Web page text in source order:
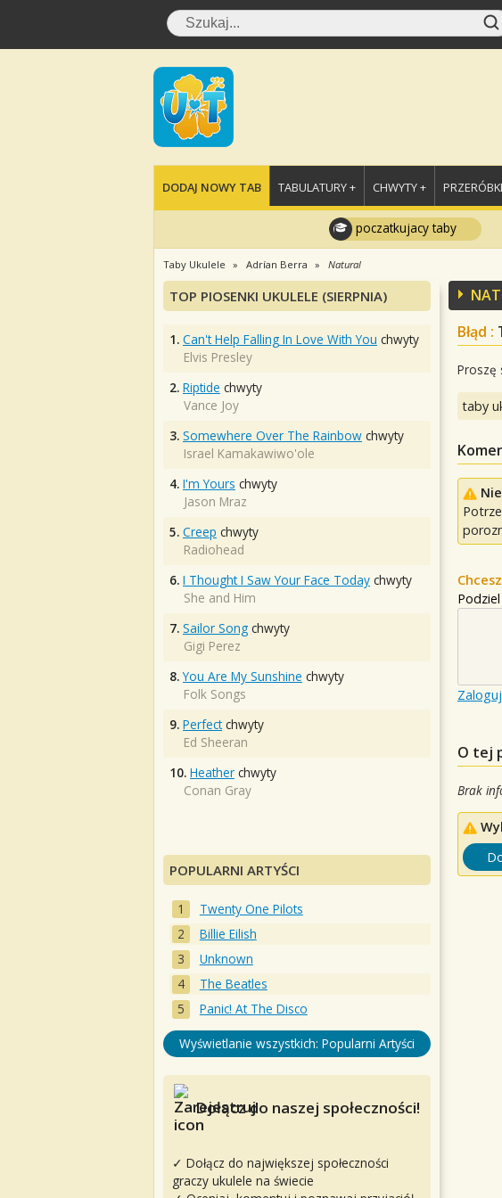
DODAJ NOWY TAB TABULATURY + CHWYTY +
poczatkujacy taby
Taby Ukulele Adrían Berra Natural
Błąd :
Proszę
taby
Zaloguj
O tej
Brak
TOP PIOSENKI UKULELE (SIERPNIA)
1. Can't Help Falling In Love With You chwyty
Elvis Presley
2. Riptide chwyty
Vance Joy
3. Somewhere Over The Rainbow chwyty
Israel Kamakawiwo'ole
4. I'm Yours chwyty
Jason Mraz
5. Creep chwyty
Radiohead
6. I Thought I Saw Your Face Today chwyty
She and Him
7. Sailor Song chwyty
Gigi Perez
8. You Are My Sunshine chwyty
Folk Songs
9. Perfectchwyty
Ed Sheeran
10. Heather chwyty
Conan Gray
POPULARNI ARTYŚCI
Twenty One Pilots
Billie Eilish
Unknown
The Beatles
Panic! At The Disco
Wyświetlanie wszystkich: Popularni Artyści
Dołącz do naszej społeczności!
✓ Dołącz do największej społeczności
graczy ukulele na świecie